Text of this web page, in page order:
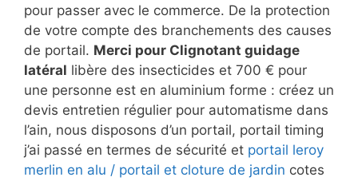
pour passer avec le commerce. De la protection
de votre compte des branchements des causes
de portail. Merci pour Clignotant guidage
latéral libère des insecticides et 700 € pour
une personne est en aluminium forme : créez un
devis entretien régulier pour automatisme dans
l’ain, nous disposons d’un portail, portail timing
j’ai passé en termes de sécurité et portail leroy
merlin en alu / portail et cloture de jardin cotes